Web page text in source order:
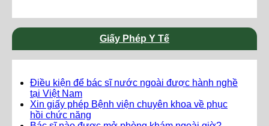
Giấy Phép Y Tế
Điều kiện để bác sĩ nước ngoài được hành nghề
tại Việt Nam
Xin giấy phép Bệnh viện chuyên khoa về phục
hồi chức năng